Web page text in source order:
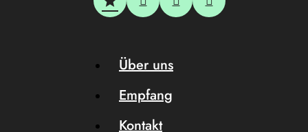
Über uns
Empfang
Kontakt